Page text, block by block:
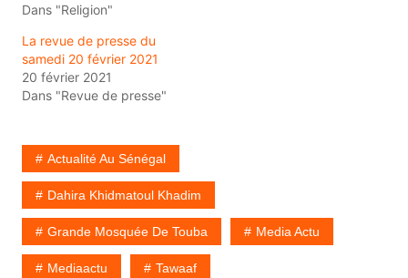
Dans "Religion"
La revue de presse du
samedi 20 février 2021
20 février 2021
Dans "Revue de presse"
Actualité Au Sénégal
Dahira Khidmatoul Khadim
Grande Mosquée De Touba Media Actu
Mediaactu Tawaaf